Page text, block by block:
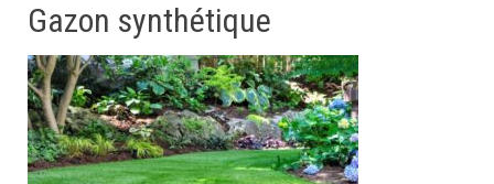
Gazon synthétique